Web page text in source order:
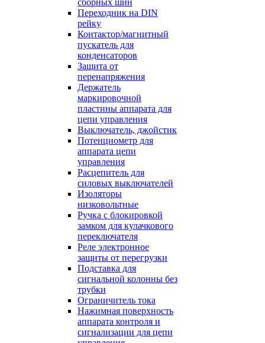
сборных шин
Переходник на DIN
рейку
Контактор/магнитный
пускатель для
конденсаторов
Защита от
перенапряжения
Держатель
маркировочной
пластины аппарата для
цепи управления
Выключатель, джойстик
Потенциометр для
аппарата цепи
управления
Расцепитель для
силовых выключателей
Изоляторы
низковольтные
Ручка с блокировкой
замком для кулачкового
переключателя
Реле электронное
защиты от перегрузки
Подставка для
сигнальной колонны без
трубки
Ограничитель тока
Нажимная поверхность
аппарата контроля и
сигнализации для цепи